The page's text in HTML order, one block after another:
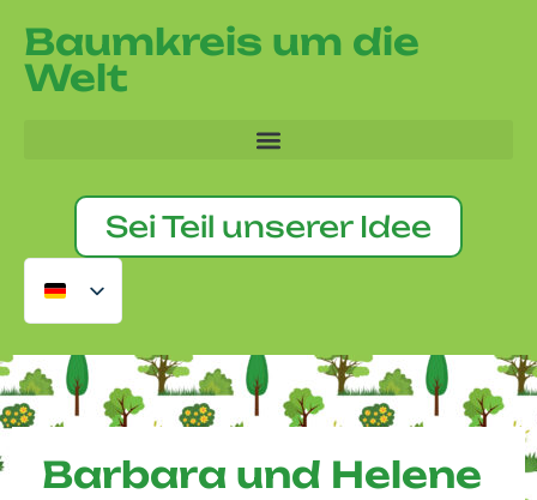
Baumkreis um die
Welt
Sei Teil unserer Idee
Barbara und Helene